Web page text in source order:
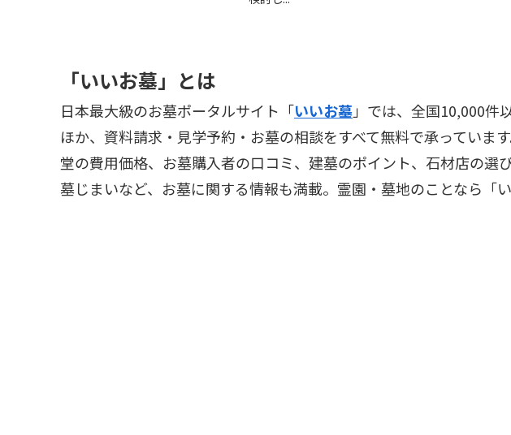
「いいお墓」とは
日本最大級のお墓ポータルサイト「いいお墓」では、全国10,000件
ほか、資料請求・見学予約・お墓の相談をすべて無料で承っていま
堂の費用価格、お墓購入者の口コミ、建墓のポイント、石材店の選
墓じまいなど、お墓に関する情報も満載。霊園・墓地のことなら「